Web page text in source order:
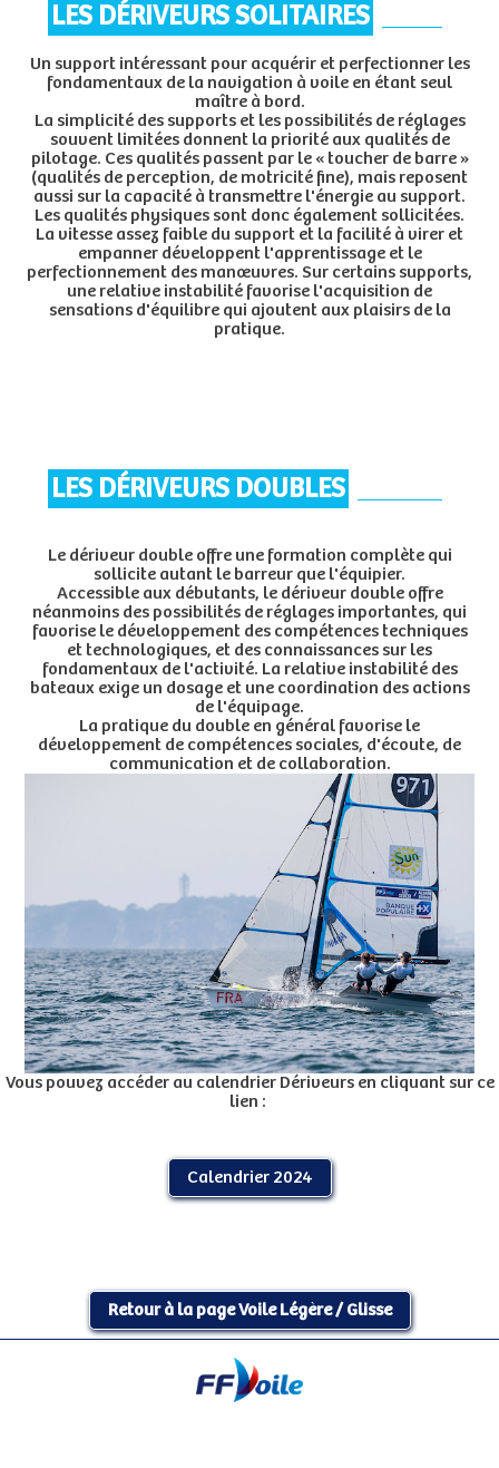
LES DÉRIVEURS SOLITAIRES
Un support intéressant pour acquérir et perfectionner les
fondamentaux de la navigation à voile en étant seul
maître à bord.
La simplicité des supports et les possibilités de réglages
souvent limitées donnent la priorité aux qualités de
pilotage. Ces qualités passent par le « toucher de barre »
(qualités de perception, de motricité fine), mais reposent
aussi sur la capacité à transmettre l'énergie au support.
Les qualités physiques sont donc également sollicitées.
La vitesse assez faible du support et la facilité à virer et
empanner développent l'apprentissage et le
perfectionnement des manœuvres. Sur certains supports,
une relative instabilité favorise l'acquisition de
sensations d'équilibre qui ajoutent aux plaisirs de la
pratique.
LES DÉRIVEURS DOUBLES
Le dériveur double offre une formation complète qui
sollicite autant le barreur que l'équipier.
Accessible aux débutants, le dériveur double offre
néanmoins des possibilités de réglages importantes, qui
favorise le développement des compétences techniques
et technologiques, et des connaissances sur les
fondamentaux de l'activité. La relative instabilité des
bateaux exige un dosage et une coordination des actions
de l'équipage.
La pratique du double en général favorise le
développement de compétences sociales, d'écoute, de
communication et de collaboration.
Vous pouvez accéder au calendrier Dériveurs en cliquant sur ce
lien :
Calendrier 2024
Retour à la page Voile Légère / Glisse